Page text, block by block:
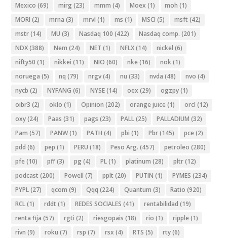
Mexico (69) mirg (23) mmm (4) Moex (1) moh (1)
MORI (2) mrna (3) mrvl (1) ms (1) MSCI (5) msft (42)
mstr(14) MU (3) Nasdaq 100 (422) Nasdaq comp. (201)
NDX(388) Nem (24) NET (1) NFLX(14) nickel (6)
nifty50 (1) nikkei (11) NIO (60) nke (16) nok(1)
noruega (5) nq (79) nrgv(4) nu (33) nvda (48) nvo (4)
nycb (2) NYFANG (6) NYSE(14) oex (29) ogzpy(1)
oibr3 (2) oklo (1) Opinion (202) orange juice (1) orcl (12)
oxy(24) Paas (31) pags (23) PALL(25) PALLADIUM (32)
Pam (57) PANW(1) PATH (4) pbi (1) Pbr(145) pce (2)
pdd (6) pep (1) PERU (18) Peso Arg. (457) petroleo (280)
pfe (10) pff(3) pg (4) PL(1) platinum (28) pltr(12)
podcast (200) Powell (7) pplt (20) PUTIN (1) PYMES (234)
PYPL(27) qcom (9) Qqq (224) Quantum (3) Ratio (920)
RCL(1) rddt (1) REDES SOCIALES (41) rentabilidad (19)
renta fija (57) rgti (2) riesgopais (18) rio (1) ripple (1)
rivn (9) roku (7) rsp (7) rsx (4) RTS (5) rty(6)